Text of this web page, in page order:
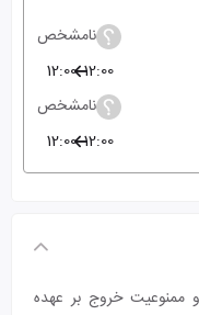
نامشخص
12:00
12:00
نامشخص
12:00
12:00
و ممنوعیت خروج بر عهده